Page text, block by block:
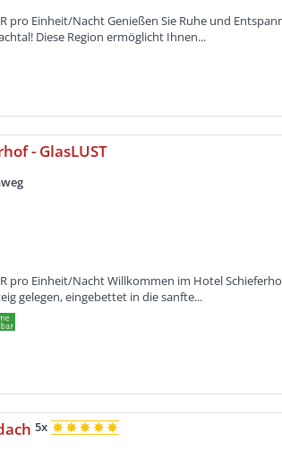
pro Einheit/Nacht Genießen Sie Ruhe und
Diese Region ermöglicht Ihnen...
- GlasLUST
pro Einheit/Nacht Willkommen im Hotel
gelegen, eingebettet in die sanfte...
5x